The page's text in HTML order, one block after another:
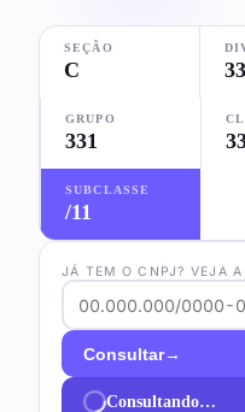
SEÇÃO
C 33
GRUPO
331
SUBCLASSE
/11
JÁ TEM O CNPJ? VEJA
Consultar→
Consultando…